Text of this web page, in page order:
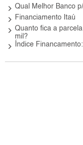
keyboard_arrow_right Qual Melhor Banco
keyboard_arrow_right Financiamento Itaú
keyboard_arrow_right Quanto fica a
mil?
keyboard_arrow_right Índice